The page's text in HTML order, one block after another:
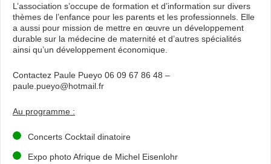
L’association s’occupe de formation et d’information sur divers
thèmes de l’enfance pour les parents et les professionnels. Elle
a aussi pour mission de mettre en œuvre un développement
durable sur la médecine de maternité et d’autres spécialités
ainsi qu’un développement économique.
Contactez Paule Pueyo 06 09 67 86 48 –
paule.pueyo@hotmail.fr
Au programme :
Concerts Cocktail dinatoire
Expo photo Afrique de Michel Eisenlohr